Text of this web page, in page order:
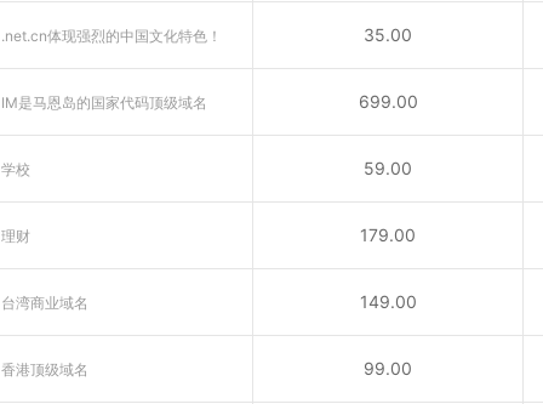
.net.cn体现强烈的中国文化特色！ 35.00
IM是马恩岛的国家代码顶级域名 699.00
学校 59.00
理财 179.00
台湾商业域名 149.00
香港顶级域名 99.00